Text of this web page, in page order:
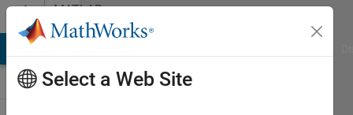
Skip to contentMATLAB
Answers
Select a Web Site